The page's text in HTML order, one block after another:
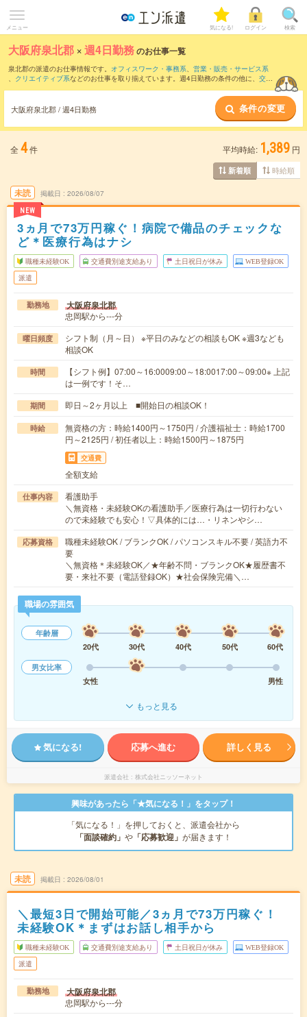
メニュー 気になる! ログイン 検索
大阪府泉北郡 ×週4日勤務のお仕事一覧
泉北郡の派遣のお仕事情報です。 オフィスワーク・事務系、 営業・販売・サービス系
、 クリエイティブ系などのお仕事を取り揃えています。週4日勤務の条件の他に、 交通
大阪府泉北郡 / 週4日勤務 条件の変更
全 4件 平均時給: 1,389 円
新着順 時給順
未読
NEW
掲載日 2026/08/07
3ヵ月で73万円稼ぐ！病院で備品のチェックな
ど＊医療行為はナシ
職種未経験OK 交通費別途支給あり 土日祝日が休み WEB登録OK
派遣
勤務地 大阪府泉北郡
忠岡駅から---分
曜日頻度
シフト制（月～日） ※平日のみなどの相談もOK ※週3なども
相談OK
時間
【シフト例】07:00～16:0009:00～18:0017:00～09:00※ 上記
は一例です！そ…
期間 即日～2ヶ月以上 ■開始日の相談OK！
時給
無資格の方：時給1400円～1750円 / 介護福祉士：時給1700
円～2125円 / 初任者以上：時給1500円～1875円
交通費
全額支給
仕事内容
看護助手
＼無資格・未経験OKの看護助手／医療行為は一切行わない
ので未経験でも安心！▽具体的には…・リネンやシ…
応募資格
職種未経験OK / ブランクOK / パソコンスキル不要 / 英語力不
要
＼無資格＊未経験OK／★年齢不問・ブランクOK★履歴書不
要・来社不要（電話登録OK）★社会保険完備＼…
職場の雰囲気
年齢層
20代
30代 40代 50代
60代
男女比率
女性
男性
もっと見る
気になる! 応募へ進む 詳しく見る
派遣会社 株式会社ニッソーネット
興味があったら「★気になる！」をタップ！
「気になる！」を押しておくと、派遣会社から
「面談確約」 や 「応募歓迎」 が届きます！
未読 掲載日 2026/08/01
＼最短3日で開始可能／3ヵ月で73万円稼ぐ！
未経験OK＊まずはお話し相手から
職種未経験OK 交通費別途支給あり 土日祝日が休み WEB登録OK
派遣
勤務地 大阪府泉北郡
忠岡駅から---分